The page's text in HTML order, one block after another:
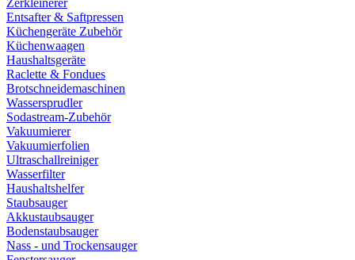
Zerkleinerer
Entsafter & Saftpressen
Küchengeräte Zubehör
Küchenwaagen
Haushaltsgeräte
Raclette & Fondues
Brotschneidemaschinen
Wassersprudler
Sodastream-Zubehör
Vakuumierer
Vakuumierfolien
Ultraschallreiniger
Wasserfilter
Haushaltshelfer
Staubsauger
Akkustaubsauger
Bodenstaubsauger
Nass - und Trockensauger